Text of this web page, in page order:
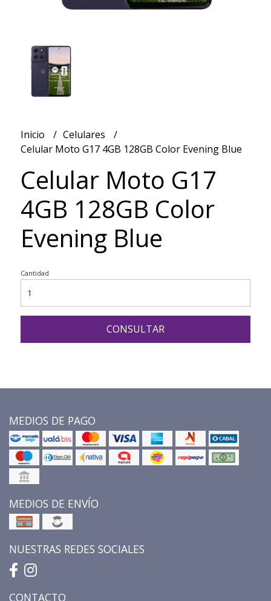
Inicio
Celulares
Celular Moto G17 4GB 128GB Color Evening Blue
Celular Moto G17
4GB 128GB Color
Evening Blue
Cantidad
CONSULTAR
MEDIOS DE PAGO
MEDIOS DE ENVÍO
NUESTRAS REDES SOCIALES
CONTACTO